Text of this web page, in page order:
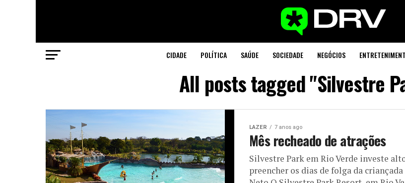
CIDADE POLÍTICA SAÚDE SOCIEDADE NEGÓCIOS
All posts tagged "Silvestre
LAZER 7 anos ago
Mês recheado de atrações
Silvestre Park em Rio Verde investe
preencher os dias de folga da